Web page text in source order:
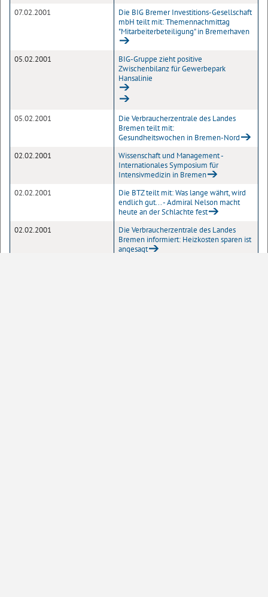
07.02.2001
Die BIG Bremer Investitions-Gesellschaft
mbH teilt mit: Themennachmittag
"Mitarbeiterbeteiligung" in Bremerhaven
05.02.2001
BIG-Gruppe zieht positive
Zwischenbilanz für Gewerbepark
Hansalinie
05.02.2001
Die Verbraucherzentrale des Landes
Bremen teilt mit:
Gesundheitswochen in Bremen-Nord
02.02.2001
Wissenschaft und Management -
Internationales Symposium für
Intensivmedizin in Bremen
02.02.2001
Die BTZ teilt mit: Was lange währt, wird
endlich gut... - Admiral Nelson macht
heute an der Schlachte fest
02.02.2001
Die Verbraucherzentrale des Landes
Bremen informiert: Heizkosten sparen ist
angesagt